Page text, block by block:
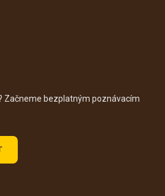
Začneme bezplatným poznávacím